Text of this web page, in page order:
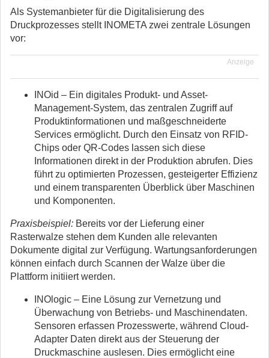
Als Systemanbieter für die Digitalisierung des
Druckprozesses stellt INOMETA zwei zentrale Lösungen
vor:
Anzeige
INOid – Ein digitales Produkt- und Asset-
Management-System, das zentralen Zugriff auf
Produktinformationen und maßgeschneiderte
Services ermöglicht. Durch den Einsatz von RFID-
Chips oder QR-Codes lassen sich diese
Informationen direkt in der Produktion abrufen. Dies
führt zu optimierten Prozessen, gesteigerter Effizienz
und einem transparenten Überblick über Maschinen
und Komponenten.
Praxisbeispiel: Bereits vor der Lieferung einer
Rasterwalze stehen dem Kunden alle relevanten
Dokumente digital zur Verfügung. Wartungsanforderungen
können einfach durch Scannen der Walze über die
Plattform initiiert werden.
INOlogic – Eine Lösung zur Vernetzung und
Überwachung von Betriebs- und Maschinendaten.
Sensoren erfassen Prozesswerte, während Cloud-
Adapter Daten direkt aus der Steuerung der
Druckmaschine auslesen. Dies ermöglicht eine